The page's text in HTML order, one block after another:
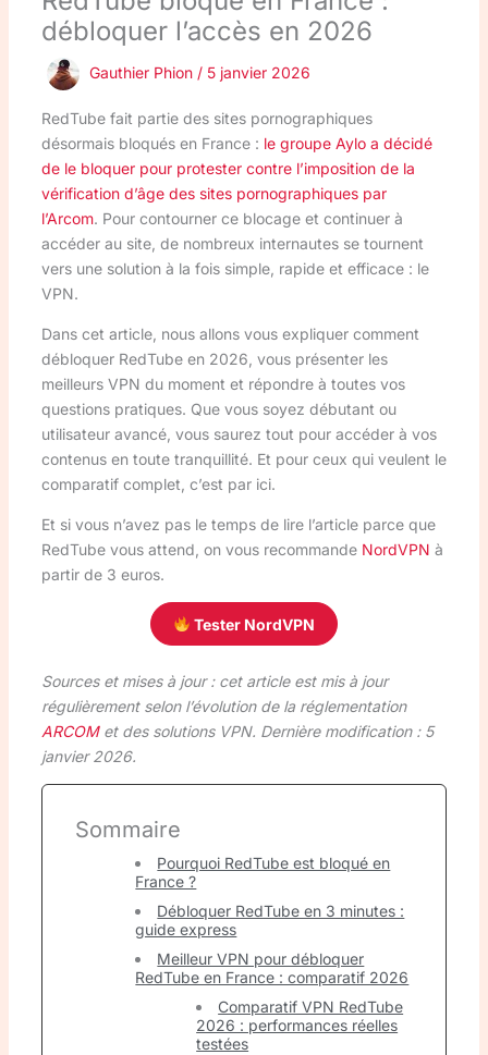
débloquer l’accès en 2026
Gauthier Phion / 5 janvier 2026
RedTube fait partie des sites pornographiques
désormais bloqués en France : le groupe Aylo a décidé
de le bloquer pour protester contre l’imposition de la
vérification d’âge des sites pornographiques par
l’Arcom. Pour contourner ce blocage et continuer à
accéder au site, de nombreux internautes se tournent
vers une solution à la fois simple, rapide et efficace : le
VPN.
Dans cet article, nous allons vous expliquer comment
débloquer RedTube en 2026, vous présenter les
meilleurs VPN du moment et répondre à toutes vos
questions pratiques. Que vous soyez débutant ou
utilisateur avancé, vous saurez tout pour accéder à vos
contenus en toute tranquillité. Et pour ceux qui veulent le
comparatif complet, c’est par ici.
Et si vous n’avez pas le temps de lire l’article parce que
RedTube vous attend, on vous recommande NordVPN à
partir de 3 euros.
Tester NordVPN
Sources et mises à jour : cet article est mis à jour
régulièrement selon l’évolution de la réglementation
ARCOMet des solutions VPN. Dernière modification : 5
janvier 2026.
Sommaire
Pourquoi RedTube est bloqué en
France ?
Débloquer RedTube en 3 minutes :
guide express
Meilleur VPN pour débloquer
RedTube en France : comparatif 2026
Comparatif VPN RedTube
2026 : performances réelles
testées